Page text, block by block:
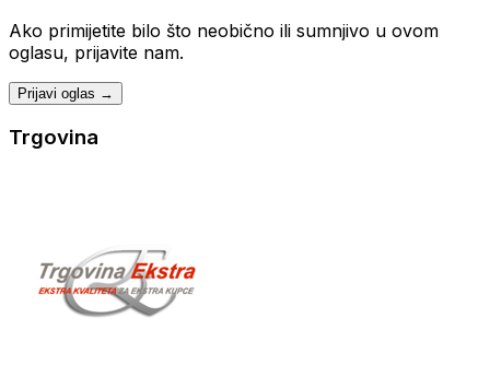
Ako primijetite bilo što neobično ili sumnjivo u ovom
oglasu, prijavite nam.
Prijavi oglas →
Trgovina